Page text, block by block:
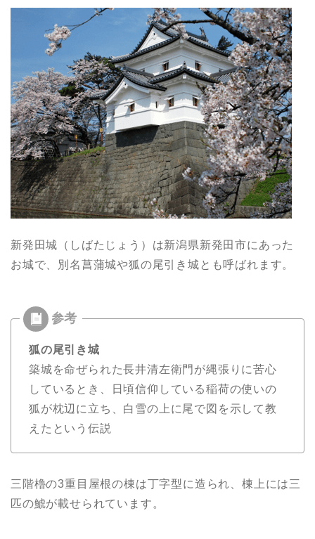
新発田城（しばたじょう）は新潟県新発田市にあった
お城で、別名菖蒲城や狐の尾引き城とも呼ばれます。
狐の尾引き城
築城を命ぜられた長井清左衛門が縄張りに苦心
しているとき、日頃信仰している稲荷の使いの
狐が枕辺に立ち、白雪の上に尾で図を示して教
えたという伝説
三階櫓の3重目屋根の棟は丁字型に造られ、棟上には三
匹の鯱が載せられています。